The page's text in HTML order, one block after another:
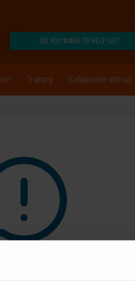
DO YOU WANT TO HELP US?
Training Collaborate with us
for